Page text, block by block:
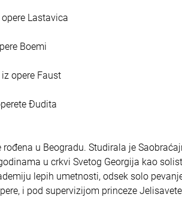
Lastavica
Boemi
opere Faust
Đudita
rođena u Beogradu. Studirala je
u crkvi Svetog Georgija kao
lepih umetnosti, odsek solo
i pod supervizijom princeze